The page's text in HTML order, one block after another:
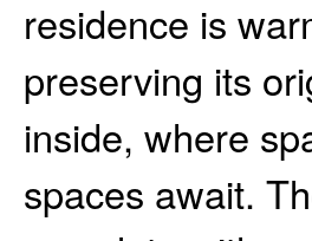
residence is
preserving its
inside, where
spaces await.